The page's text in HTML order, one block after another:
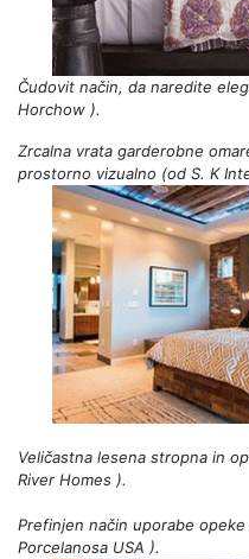
Čudovit način, da naredite
Horchow ).
Zrcalna vrata garderobne
prostorno vizualno (od S. K
Veličastna lesena stropna in
River Homes ).
Prefinjen način uporabe
Porcelanosa USA ).